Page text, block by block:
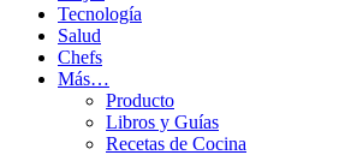
Tecnología
Salud
Chefs
Más…
Producto
Libros y Guías
Recetas de Cocina